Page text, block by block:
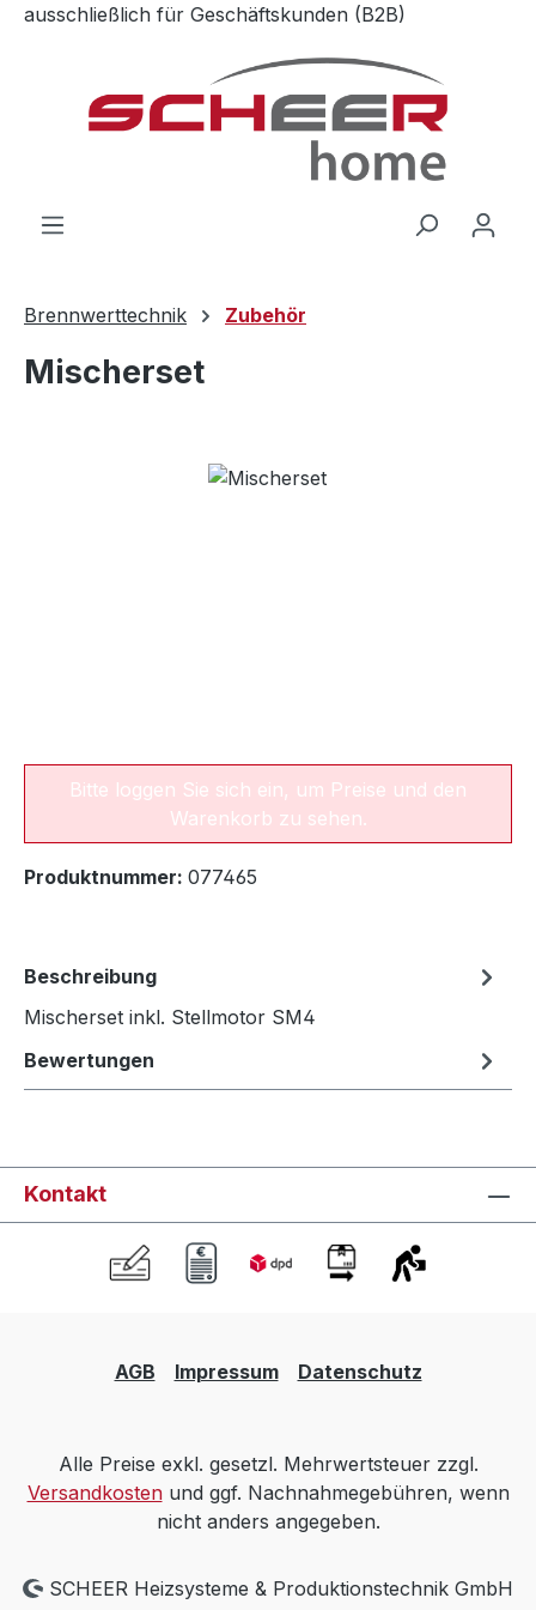
Zum Hauptinhalt springen
ausschließlich für Geschäftskunden (B2B)
Brennwerttechnik Zubehör
Mischerset
Bildergalerie überspringen
Bitte loggen Sie sich ein, um Preise und den
Warenkorb zu sehen.
Produktnummer: 077465
Beschreibung
Mischerset inkl. Stellmotor SM4
Bewertungen
Kontakt
AGB Impressum Datenschutz
Alle Preise exkl. gesetzl. Mehrwertsteuer zzgl.
Versandkostenund ggf. Nachnahmegebühren, wenn
nicht anders angegeben.
SCHEER Heizsysteme & Produktionstechnik GmbH